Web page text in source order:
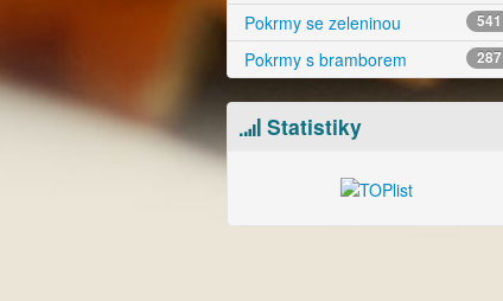
Pokrmy se zeleninou 541
Pokrmy s bramborem 287
Statistiky